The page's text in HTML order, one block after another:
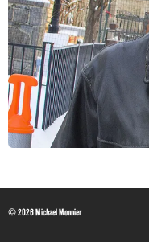
© 2026 Michael Monnier